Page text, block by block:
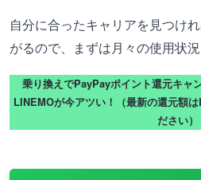
自分に合ったキャリアを見つけ
がるので、まずは月々の使用状
乗り換えでPayPayポイント還元キャ
LINEMOが今アツい！（最新の還元額
ださい）